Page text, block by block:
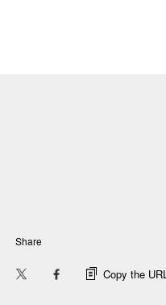
Share
Copy the URL